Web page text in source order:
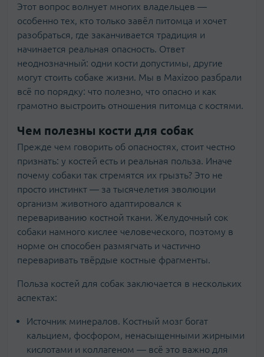
Этот вопрос волнует многих владельцев —
особенно тех, кто только завёл питомца и хочет
разобраться, где заканчивается традиция и
начинается реальная опасность. Ответ
неоднозначный: одни кости допустимы, другие
могут стоить собаке жизни. Мы в Maxizoo разбрали
всё по порядку: что полезно, что опасно и как
грамотно выстроить отношения питомца с костями.
Чем полезны кости для собак
Прежде чем говорить об опасностях, стоит честно
признать: у костей есть и реальная польза. Иначе
почему собаки так стремятся их грызть? Это не
просто инстинкт — за тысячелетия эволюции
организм животного адаптировался к
перевариванию костной ткани. Желудочный сок
собаки намного кислее человеческого, поэтому в
норме он способен размягчать и частично
переваривать твёрдые костные фрагменты.
Польза костей для собак заключается в нескольких
аспектах:
Источник минералов. Костный мозг богат
кальцием, фосфором, ненасыщенными жирными
кислотами и коллагеном — всё это важно для